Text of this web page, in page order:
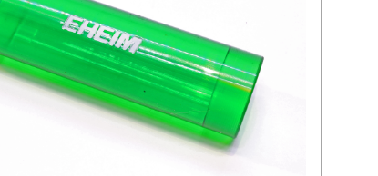
einfach mit Saughaltern an der Glasscheibe
5 Watt Stromverbrauch